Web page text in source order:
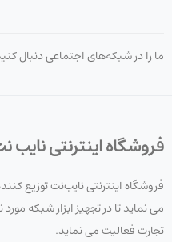
ما را در شبکه‌های اجتماعی دنبال
فروشگاه اینترنتی نایب
فروشگاه اینترنتی نایب‌نت توزیع
می نماید تا در تجهیز ابزار شبکه
تجارت فعالیت می نماید.